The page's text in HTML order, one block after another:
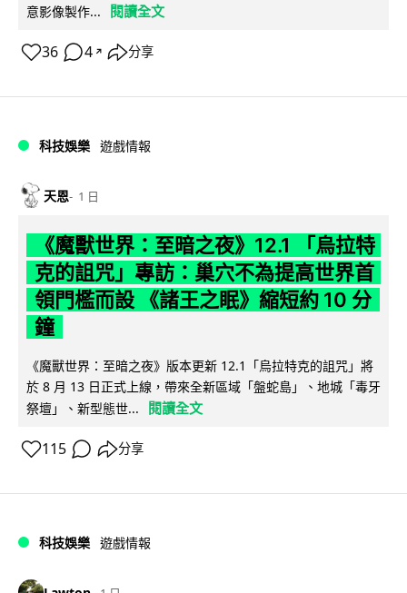
意影像製作...
閱讀全文
36 4 ↗ 分享
科技娛樂 遊戲情報
天恩 1 日
《魔獸世界：至暗之夜》12.1 「烏拉特
克的詛咒」專訪：巢穴不為提高世界首
領門檻而設 《諸王之眠》縮短約 10 分
鐘
《魔獸世界：至暗之夜》版本更新 12.1「烏拉特克的詛咒」將
於 8 月 13 日正式上線，帶來全新區域「盤蛇島」、地城「毒牙
祭壇」、新型態世...
閱讀全文
115 分享
科技娛樂 遊戲情報